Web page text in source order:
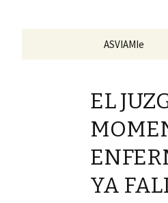
ASVIAMIe
EL
YA